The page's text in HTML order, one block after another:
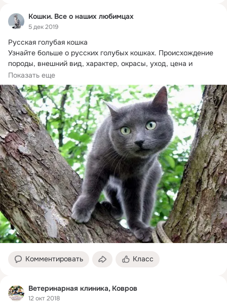
Кошки. Все о наших любимцах
5 дек 2019
Русская голубая кошка
Узнайте больше о русских голубых кошках. Происхождение
породы, внешний вид, характер, окрасы, уход, цена и
питомники.
Показать еще
Комментировать Класс
Ветеринарная клиника, Ковров
12 окт 2018